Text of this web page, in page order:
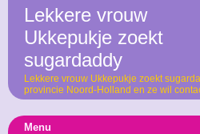
Lekkere vrouw
Ukkepukje zoekt
sugardaddy
Lekkere vrouw Ukkepukje zoekt
provincie Noord-Holland en ze wil
Menu